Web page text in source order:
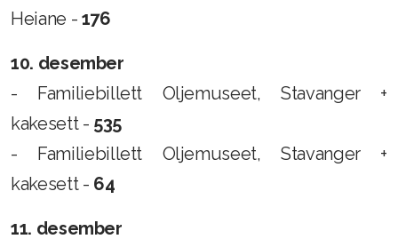
Heiane - 176
10. desember
- Familiebillett Oljemuseet, Stavanger +
kakesett - 535
- Familiebillett Oljemuseet, Stavanger +
kakesett - 64
11. desember